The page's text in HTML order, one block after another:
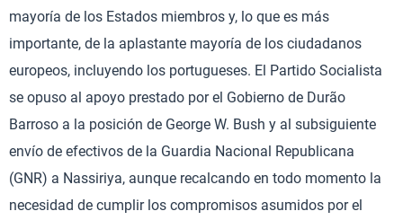
mayoría de los Estados miembros y, lo que es más
importante, de la aplastante mayoría de los ciudadanos
europeos, incluyendo los portugueses. El Partido Socialista
se opuso al apoyo prestado por el Gobierno de Durão
Barroso a la posición de George W. Bush y al subsiguiente
envío de efectivos de la Guardia Nacional Republicana
(GNR) a Nassiriya, aunque recalcando en todo momento la
necesidad de cumplir los compromisos asumidos por el